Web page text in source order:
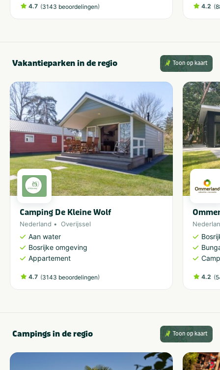
4.7 (3143 beoordelingen) 4.2 (
Vakantieparken in de regio Toon op kaart
Camping De Kleine Wolf
Nederland Overijssel
Aan water
Bosrijke omgeving
Appartement
4.7 (3143 beoordelingen) 4.2 (
Campings in de regio Toon op kaart